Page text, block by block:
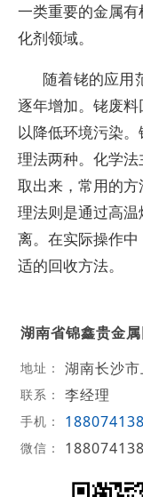
一类重要的金属
化剂领域。
随着铑的应用
逐年增加。铑废
以降低环境污染
理法两种。化学
取出来，常用的
理法则是通过高
离。在实际操作
适的回收方法。
湖南省锦鑫贵金
地址： 湖南长沙
联系： 李经理
手机：
微信：